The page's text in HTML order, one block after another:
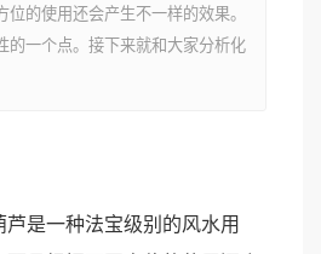
的使用还会产生不一样的效果。
的一个点。接下来就和大家分析化
是一种法宝级别的风水用